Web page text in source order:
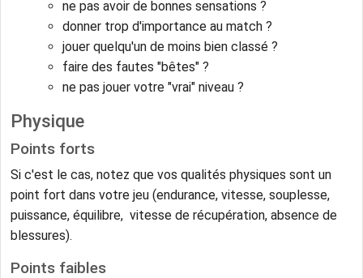
ne pas avoir de bonnes sensations ?
donner trop d'importance au match ?
jouer quelqu'un de moins bien classé ?
faire des fautes "bêtes" ?
ne pas jouer votre "vrai" niveau ?
Physique
Points forts
Si c'est le cas, notez que vos qualités physiques sont un
point fort dans votre jeu (endurance, vitesse, souplesse,
puissance, équilibre, vitesse de récupération, absence de
blessures).
Points faibles